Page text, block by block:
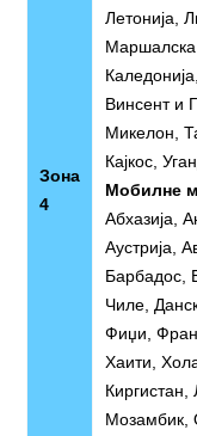
Зона
4
Летонија,
Винсент и
Микелон,
Кајкос,
Мобилне
Абхазија,
Аустрија,
Барбадос,
Чиле,
Фиџи,
Хаити,
Киргистан,
Мозамбик,